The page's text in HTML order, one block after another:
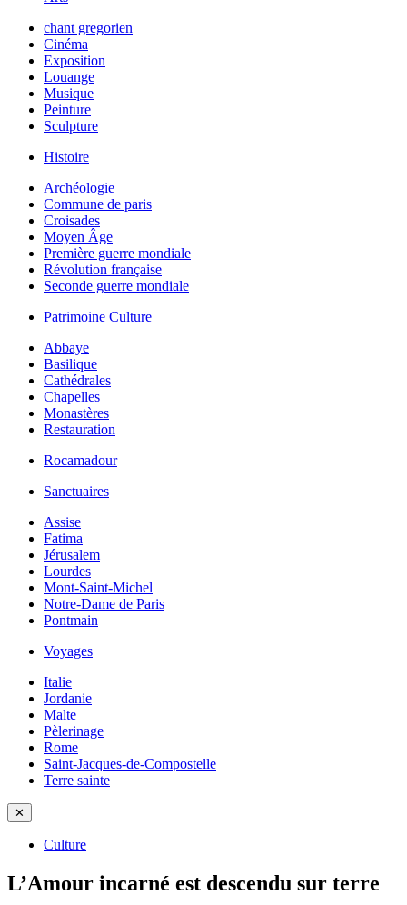
chant gregorien
Cinéma
Exposition
Louange
Musique
Peinture
Sculpture
Histoire
Archéologie
Commune de paris
Croisades
Moyen Âge
Première guerre mondiale
Révolution française
Seconde guerre mondiale
Patrimoine Culture
Abbaye
Basilique
Cathédrales
Chapelles
Monastères
Restauration
Rocamadour
Sanctuaires
Assise
Fatima
Jérusalem
Lourdes
Mont-Saint-Michel
Notre-Dame de Paris
Pontmain
Voyages
Italie
Jordanie
Malte
Pèlerinage
Rome
Saint-Jacques-de-Compostelle
Terre sainte
✕
Culture
L’Amour incarné est descendu sur terre